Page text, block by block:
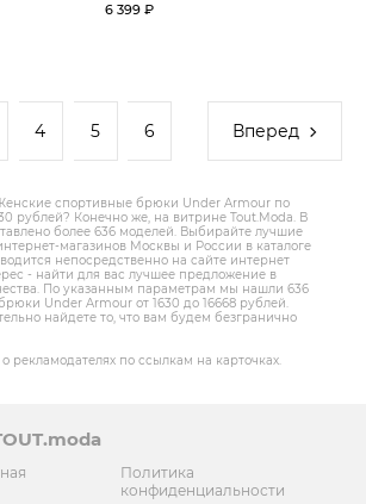
6 399 ₽
4 5 6 Вперед
спортивные брюки Under Armour по
рублей? Конечно же, на витрине Tout.Modа. В
более 636 моделей. Выбирайте лучшие
магазинов Москвы и России в каталоге
непосредственно на сайте интернет
- найти для вас лучшее предложение в
По указанным параметрам мы нашли 636
Under Armour от 1630 до 16668 рублей.
найдете то, что вам будем безгранично
рекламодателях по ссылкам на карточках.
Политика
конфиденциальности